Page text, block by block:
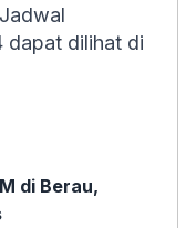
dapat dilihat di
di Berau,